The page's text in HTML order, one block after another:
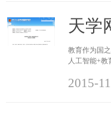
天学
教育作为国
人工智能+教
2015-